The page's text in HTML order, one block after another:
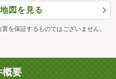
図を見る
を保証するものではございません。
概要